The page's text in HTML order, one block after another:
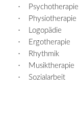
· Psychotherapie
· Physiotherapie
· Logopädie
· Ergotherapie
· Rhythmik
· Musiktherapie
· Sozialarbeit